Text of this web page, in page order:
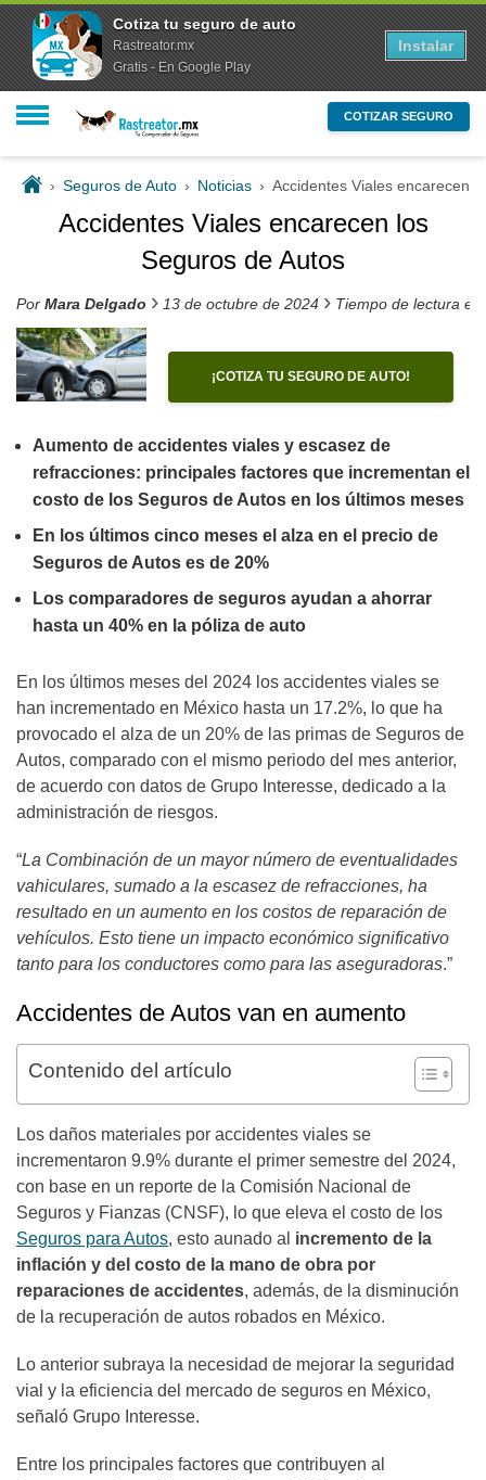
COTIZAR SEGURO
› Seguros de Auto › Noticias › Accidentes Viales encarecen
Accidentes Viales encarecen los
Seguros de Autos
Por Mara Delgado › 13 de octubre de 2024 › Tiempo de lectura
¡COTIZA TU SEGURO DE AUTO!
Aumento de accidentes viales y escasez de
refracciones: principales factores que incrementan el
costo de los Seguros de Autos en los últimos meses
En los últimos cinco meses el alza en el precio de
Seguros de Autos es de 20%
Los comparadores de seguros ayudan a ahorrar
hasta un 40% en la póliza de auto
En los últimos meses del 2024 los accidentes viales se
han incrementado en México hasta un 17.2%, lo que ha
provocado el alza de un 20% de las primas de Seguros de
Autos, comparado con el mismo periodo del mes anterior,
de acuerdo con datos de Grupo Interesse, dedicado a la
administración de riesgos.
“La Combinación de un mayor número de eventualidades
vahiculares, sumado a la escasez de refracciones, ha
resultado en un aumento en los costos de reparación de
vehículos. Esto tiene un impacto económico significativo
tanto para los conductores como para las aseguradoras.”
Accidentes de Autos van en aumento
Contenido del artículo
Los daños materiales por accidentes viales se
incrementaron 9.9% durante el primer semestre del 2024,
con base en un reporte de la Comisión Nacional de
Seguros y Fianzas (CNSF), lo que eleva el costo de los
Seguros para Autos, esto aunado al incremento de la
inflación y del costo de la mano de obra por
reparaciones de accidentes, además, de la disminución
de la recuperación de autos robados en México.
Lo anterior subraya la necesidad de mejorar la seguridad
vial y la eficiencia del mercado de seguros en México,
señaló Grupo Interesse.
Entre los principales factores que contribuyen al
Cotiza tu seguro de auto
Rastreator.mx
Gratis - En Google Play
Instalar